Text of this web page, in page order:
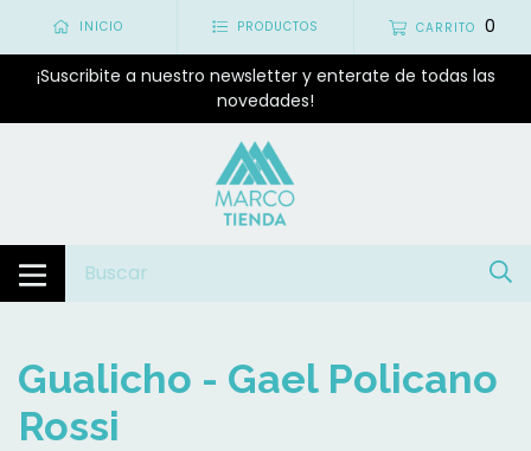
INICIO PRODUCTOS CARRITO 0
¡Suscribite a nuestro newsletter y enterate de todas las
novedades!
Gualicho - Gael Policano
Rossi